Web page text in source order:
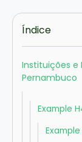
Índice
Instituições e
Pernambuco
Example
Example